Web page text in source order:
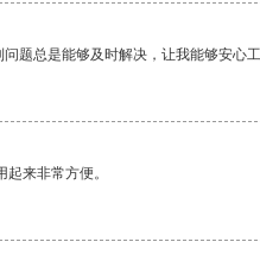
题总是能够及时解决，让我能够安心工
来非常方便。